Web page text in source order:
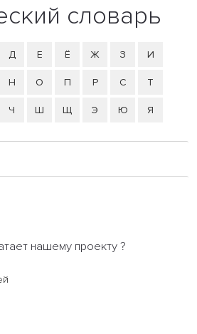
словарь
Д Е Ё Ж З И
Н О П Р С Т
Ч Ш Щ Э Ю Я
нашему проекту ?